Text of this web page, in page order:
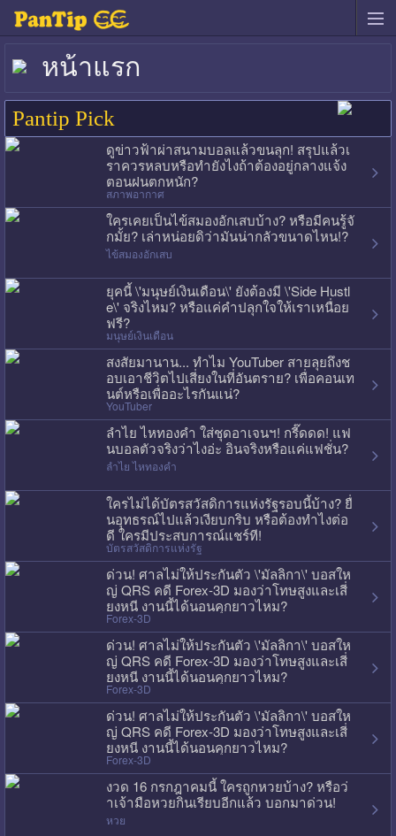
หน้าแรก
Pantip Pick
ดูข่าวฟ้าผ่าสนามบอลแล้วขนลุก! สรุปแล้วเ
ราควรหลบหรือทำยังไงถ้าต้องอยู่กลางแจ้ง
ตอนฝนตกหนัก?
สภาพอากาศ
ใครเคยเป็นไข้สมองอักเสบบ้าง? หรือมีคนรู้จั
กมั้ย? เล่าหน่อยดิว่ามันน่ากลัวขนาดไหน!?
ไข้สมองอักเสบ
ยุคนี้ \'มนุษย์เงินเดือน\' ยังต้องมี \'Side Hustl
e\' จริงไหม? หรือแค่คำปลุกใจให้เราเหนื่อย
ฟรี?
มนุษย์เงินเดือน
สงสัยมานาน... ทำไม YouTuber สายลุยถึงช
อบเอาชีวิตไปเสี่ยงในที่อันตราย? เพื่อคอนเท
นต์หรือเพื่ออะไรกันแน่?
YouTuber
ลำไย ไหทองคำ ใส่ชุดอาเจนฯ! กรี๊ดดด! แฟ
นบอลตัวจริงว่าไงอ่ะ อินจริงหรือแค่แฟชั่น?
ลำไย ไหทองคำ
ใครไม่ได้บัตรสวัสดิการแห่งรัฐรอบนี้บ้าง? ยื่
นอุทธรณ์ไปแล้วเงียบกริบ หรือต้องทำไงต่อ
ดี ใครมีประสบการณ์แชร์ที!
บัตรสวัสดิการแห่งรัฐ
ด่วน! ศาลไม่ให้ประกันตัว \'มัลลิกา\' บอสให
ญ่ QRS คดี Forex-3D มองว่าโทษสูงและเสี่
ยงหนี งานนี้ได้นอนคุกยาวไหม?
Forex-3D
ด่วน! ศาลไม่ให้ประกันตัว \'มัลลิกา\' บอสให
ญ่ QRS คดี Forex-3D มองว่าโทษสูงและเสี่
ยงหนี งานนี้ได้นอนคุกยาวไหม?
Forex-3D
ด่วน! ศาลไม่ให้ประกันตัว \'มัลลิกา\' บอสให
ญ่ QRS คดี Forex-3D มองว่าโทษสูงและเสี่
ยงหนี งานนี้ได้นอนคุกยาวไหม?
Forex-3D
งวด 16 กรกฎาคมนี้ ใครถูกหวยบ้าง? หรือว่
าเจ้ามือหวยกินเรียบอีกแล้ว บอกมาด่วน!
หวย